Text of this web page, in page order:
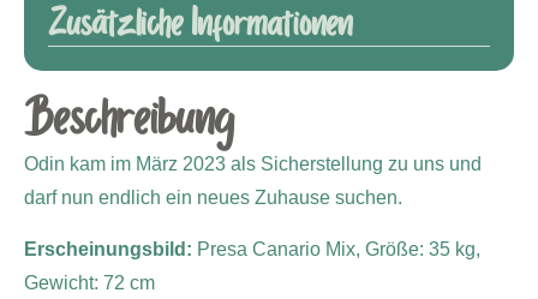
Zusätzliche Informationen
Beschreibung
Odin kam im März 2023 als Sicherstellung zu uns und
darf nun endlich ein neues Zuhause suchen.
Erscheinungsbild: Presa Canario Mix, Größe: 35 kg,
Gewicht: 72 cm